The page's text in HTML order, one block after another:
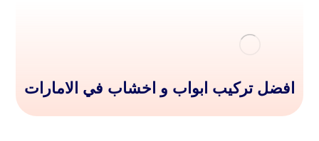
افضل تركيب ابواب و اخشاب في الامارات